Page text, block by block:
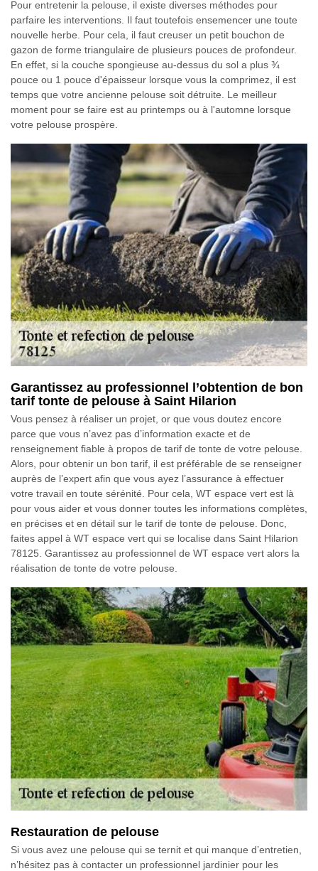
Pour entretenir la pelouse, il existe diverses méthodes pour
parfaire les interventions. Il faut toutefois ensemencer une toute
nouvelle herbe. Pour cela, il faut creuser un petit bouchon de
gazon de forme triangulaire de plusieurs pouces de profondeur.
En effet, si la couche spongieuse au-dessus du sol a plus ¾
pouce ou 1 pouce d'épaisseur lorsque vous la comprimez, il est
temps que votre ancienne pelouse soit détruite. Le meilleur
moment pour se faire est au printemps ou à l'automne lorsque
votre pelouse prospère.
Garantissez au professionnel l’obtention de bon
tarif tonte de pelouse à Saint Hilarion
Vous pensez à réaliser un projet, or que vous doutez encore
parce que vous n’avez pas d’information exacte et de
renseignement fiable à propos de tarif de tonte de votre pelouse.
Alors, pour obtenir un bon tarif, il est préférable de se renseigner
auprès de l’expert afin que vous ayez l’assurance à effectuer
votre travail en toute sérénité. Pour cela, WT espace vert est là
pour vous aider et vous donner toutes les informations complètes,
en précises et en détail sur le tarif de tonte de pelouse. Donc,
faites appel à WT espace vert qui se localise dans Saint Hilarion
78125. Garantissez au professionnel de WT espace vert alors la
réalisation de tonte de votre pelouse.
Restauration de pelouse
Si vous avez une pelouse qui se ternit et qui manque d’entretien,
n’hésitez pas à contacter un professionnel jardinier pour les